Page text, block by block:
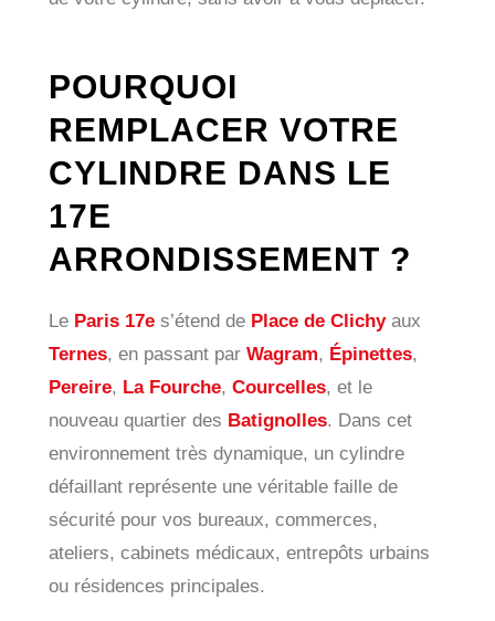
POURQUOI
REMPLACER VOTRE
CYLINDRE DANS LE
17E
ARRONDISSEMENT ?
Le Paris 17es’étend de Place de Clichyaux
Ternes, en passant par Wagram, Épinettes,
Pereire, La Fourche, Courcelles, et le
nouveau quartier des Batignolles. Dans cet
environnement très dynamique, un cylindre
défaillant représente une véritable faille de
sécurité pour vos bureaux, commerces,
ateliers, cabinets médicaux, entrepôts urbains
ou résidences principales.